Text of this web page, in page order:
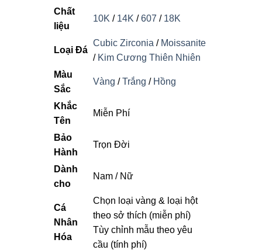
Chất
liệu
10K / 14K /607 / 18K
Loại Đá
Cubic Zirconia / Moissanite
/ Kim Cương Thiên Nhiên
Màu
Sắc
Vàng /Trắng / Hồng
Khắc
Tên
Miễn Phí
Bảo
Hành
Trọn Đời
Dành
cho
Nam / Nữ
Cá
Nhân
Hóa
Chọn loại vàng & loại hột
theo sở thích (miễn phí)
Tùy chỉnh mẫu theo yêu
cầu (tính phí)